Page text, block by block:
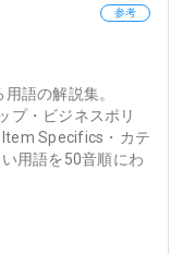
参考
語の解説集。
プ・ビジネスポリ
Specifics・カテ
用語を50音順にわ